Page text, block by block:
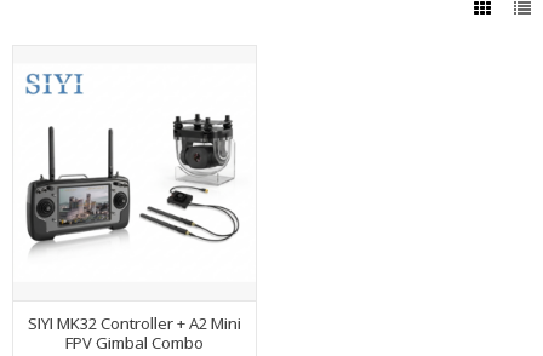
SIYI MK32 Controller + A2 Mini
FPV Gimbal Combo